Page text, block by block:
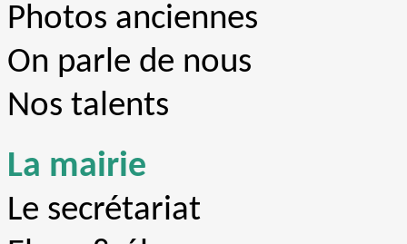
Photos anciennes
On parle de nous
Nos talents
La mairie
Le secrétariat